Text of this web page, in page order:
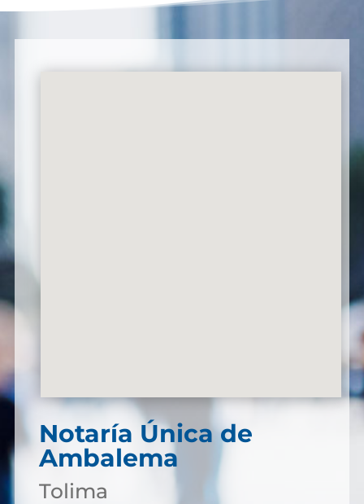
Notaría Única de
Ambalema
Tolima